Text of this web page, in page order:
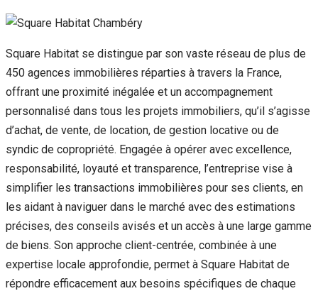
Square Habitat se distingue par son vaste réseau de plus de
450 agences immobilières réparties à travers la France,
offrant une proximité inégalée et un accompagnement
personnalisé dans tous les projets immobiliers, qu’il s’agisse
d’achat, de vente, de location, de gestion locative ou de
syndic de copropriété. Engagée à opérer avec excellence,
responsabilité, loyauté et transparence, l’entreprise vise à
simplifier les transactions immobilières pour ses clients, en
les aidant à naviguer dans le marché avec des estimations
précises, des conseils avisés et un accès à une large gamme
de biens. Son approche client-centrée, combinée à une
expertise locale approfondie, permet à Square Habitat de
répondre efficacement aux besoins spécifiques de chaque